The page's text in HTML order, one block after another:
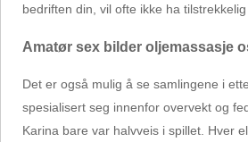
bedriften din, vil ofte ikke ha
Amatør sex bilder oljemassasje
Det er også mulig å se samlingene i
spesialisert seg innenfor overvekt og
Karina bare var halvveis i spillet. Hver